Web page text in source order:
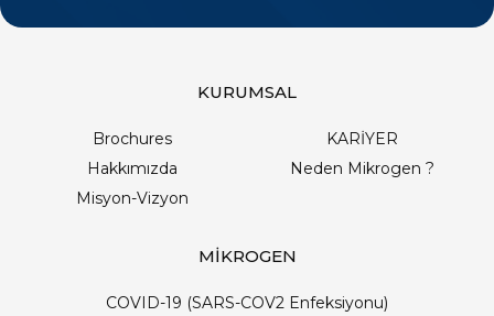
KURUMSAL
Brochures
KARİYER
Hakkımızda
Neden Mikrogen ?
Misyon-Vizyon
MİKROGEN
COVID-19 (SARS-COV2 Enfeksiyonu)